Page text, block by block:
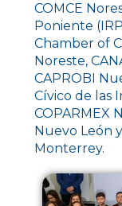
COMCE
Poniente
Chamber of
Noreste,
CAPROBI
Cívico de las
COPARMEX
Nuevo León
Monterrey.